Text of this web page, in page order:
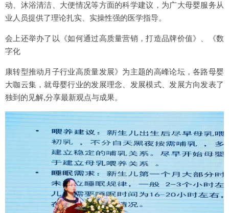
动、沐浴清洁、大便情况等方面的科学建议，为广大母婴服务从
业人员提供了理论扎实、实操性强的医学指导。
会上还举办了以《如何通过高质量营销，打造品牌价值》、《数
字化
康转型推动月子行业高质量发展》为主题的高峰论坛，各路母婴
大咖云集，就母婴行业的发展理念、发展模式、发展方向发表了
独到的见解,分享最新观点与成果。